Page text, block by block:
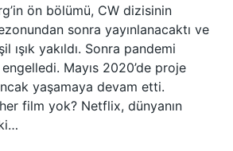
ön bölümü, CW dizisinin
sonra yayınlanacaktı ve
ışık yakıldı. Sonra pandemi
engelledi. Mayıs 2020’de proje
yaşamaya devam etti.
film yok? Netflix, dünyanın